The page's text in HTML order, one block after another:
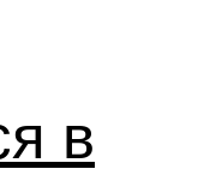
в